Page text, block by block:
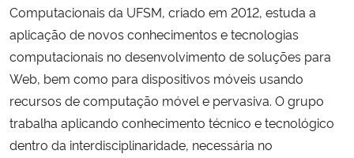
Ministério da Saúde
Ministério de Minas e Energia
Ministério da Ciência, Tecnologia, Inovações e Comunicações
Computacionais da UFSM, criado em 2012, estuda a
aplicação de novos conhecimentos e tecnologias
computacionais no desenvolvimento de soluções para
Web, bem como para dispositivos móveis usando
recursos de computação móvel e pervasiva. O grupo
trabalha aplicando conhecimento técnico e tecnológico
dentro da interdisciplinaridade, necessária no